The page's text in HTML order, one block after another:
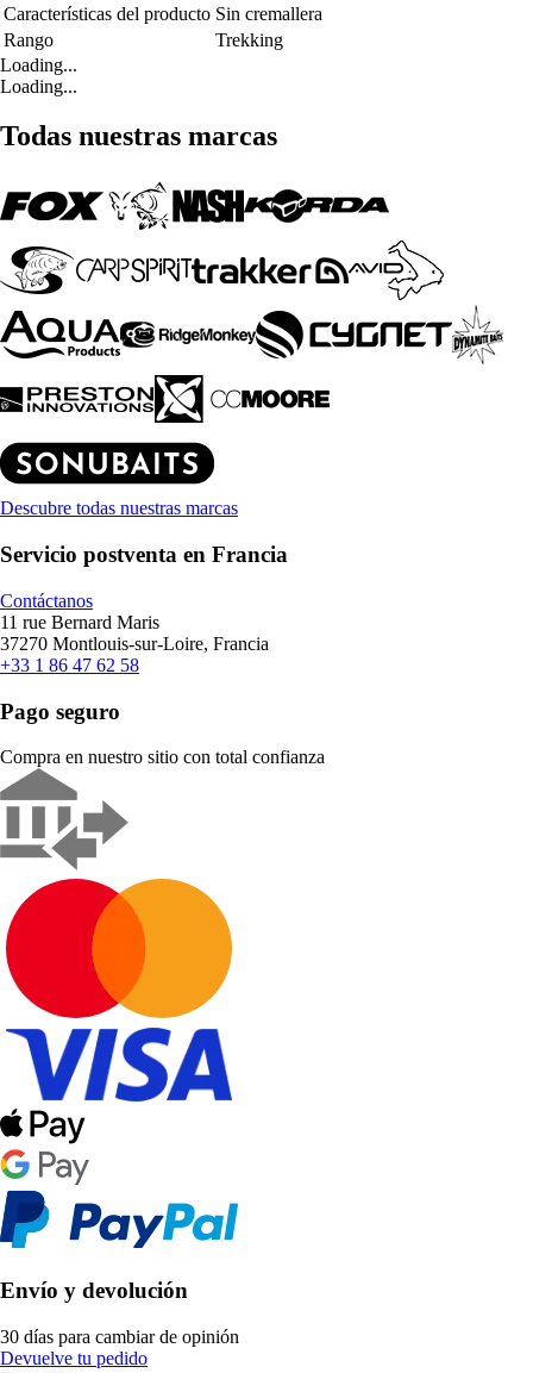
Características del producto Sin cremallera
Rango
Trekking
Loading...
Loading...
Todas nuestras marcas
Descubre todas nuestras marcas
Servicio postventa en Francia
Contáctanos
11 rue Bernard Maris
37270 Montlouis-sur-Loire, Francia
+33 1 86 47 62 58
Pago seguro
Compra en nuestro sitio con total confianza
Envío y devolución
30 días para cambiar de opinión
Devuelve tu pedido